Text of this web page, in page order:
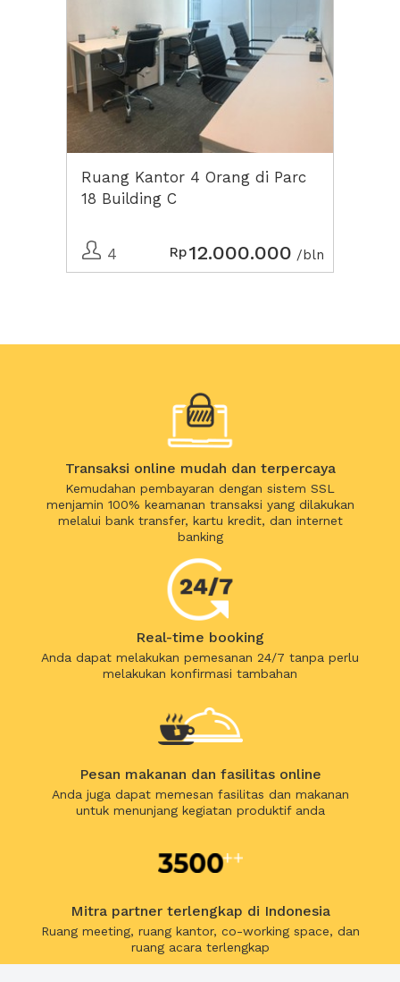
Ruang Kantor 4 Orang di Parc
18 Building C
4 Rp12.000.000 /bln
Transaksi online mudah dan terpercaya
Kemudahan pembayaran dengan sistem SSL
menjamin 100% keamanan transaksi yang dilakukan
melalui bank transfer, kartu kredit, dan internet
banking
Real-time booking
Anda dapat melakukan pemesanan 24/7 tanpa perlu
melakukan konfirmasi tambahan
Pesan makanan dan fasilitas online
Anda juga dapat memesan fasilitas dan makanan
untuk menunjang kegiatan produktif anda
Mitra partner terlengkap di Indonesia
Ruang meeting, ruang kantor, co-working space, dan
ruang acara terlengkap